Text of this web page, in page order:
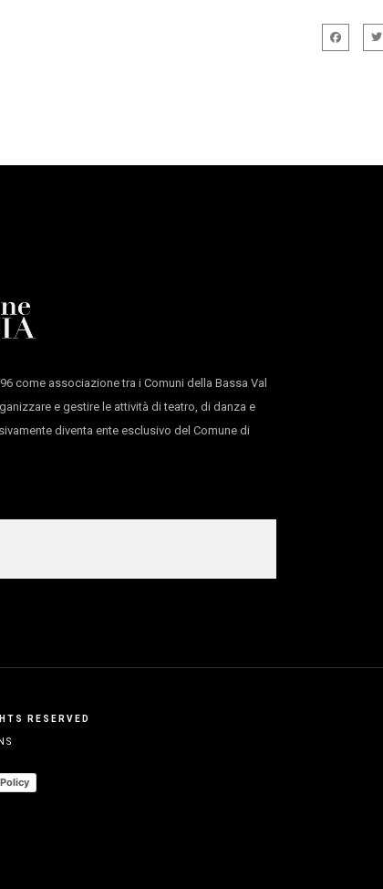
come associazione tra i Comuni della Bassa Val
e gestire le attività di teatro, di danza e
diventa ente esclusivo del Comune di
RESERVED